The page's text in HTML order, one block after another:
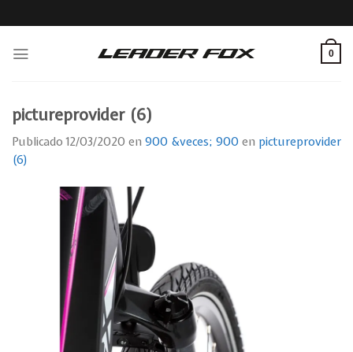
to
0
pictureprovider (6)
Publicado12/03/2020 en 900 &veces; 900 en pictureprovider
(6)